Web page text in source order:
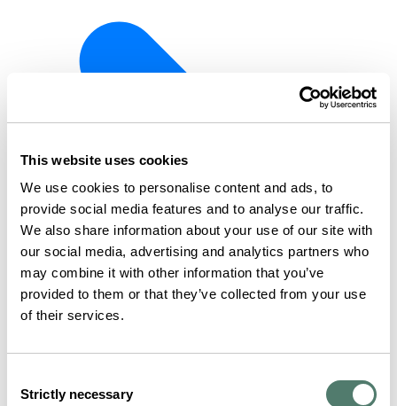
This website uses cookies
We use cookies to personalise content and ads, to
provide social media features and to analyse our traffic.
We also share information about your use of our site with
our social media, advertising and analytics partners who
may combine it with other information that you’ve
provided to them or that they’ve collected from your use
of their services.
Selection
Strictly necessary